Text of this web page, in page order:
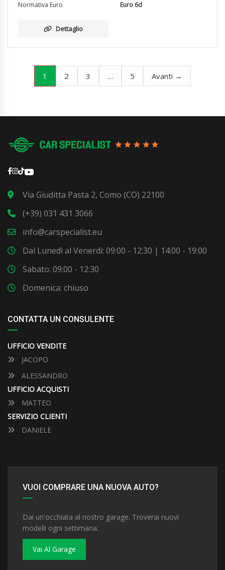
Normativa Euro
Euro 6d
Dettaglio
1 2 3 … 5 Avanti →
Via Giuditta Pasta 2, Como (CO) 22100
(+39) 031 431 3066
info@carspecialist.eu
Dal Lunedì al Venerdì: 09:00 - 12:30 | 14:00 - 19:00
Sabato: 09:00 - 12:30
Domenica: chiuso
CONTATTA UN CONSULENTE
UFFICIO VENDITE
JACOPO
ALESSANDRO
UFFICIO ACQUISTI
MATTEO
SERVIZIO CLIENTI
DANIELE
VUOI COMPRARE UNA NUOVA AUTO?
Dai un'occhiata al nostro garage. Troverai nuovi
modelli ogni settimana.
Vai Al Garage